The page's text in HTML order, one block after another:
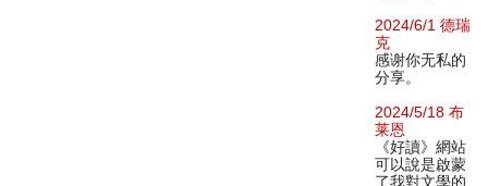
2024/6/1 德瑞
克
感谢你无私的
分享。
2024/5/18 布
莱恩
《好讀》網站
可以說是啟蒙
了我對文學的